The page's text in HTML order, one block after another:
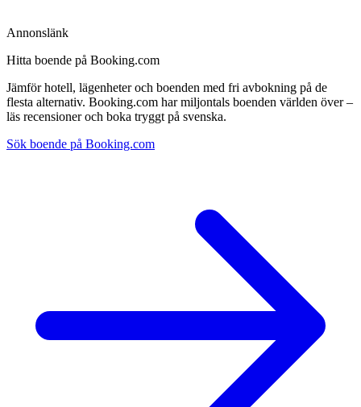
Annonslänk
Hitta boende på Booking.com
Jämför hotell, lägenheter och boenden med fri avbokning på de
flesta alternativ. Booking.com har miljontals boenden världen över –
läs recensioner och boka tryggt på svenska.
Sök boende på Booking.com